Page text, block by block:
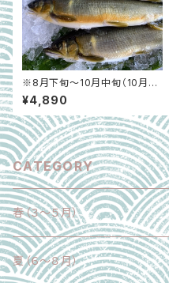
※8月下旬〜10月中旬（10月は
冷凍で発送）【和歌山県白浜】子
持ち鮎 （10尾）
¥4,890
CATEGORY
春（３～５月）
野菜
夏（６～８月）